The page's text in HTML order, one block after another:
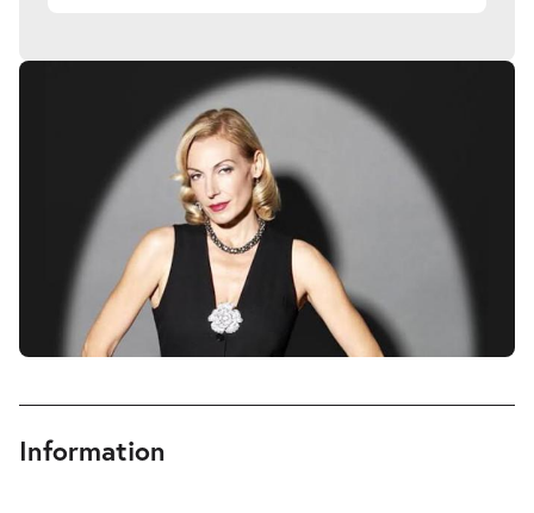
Information